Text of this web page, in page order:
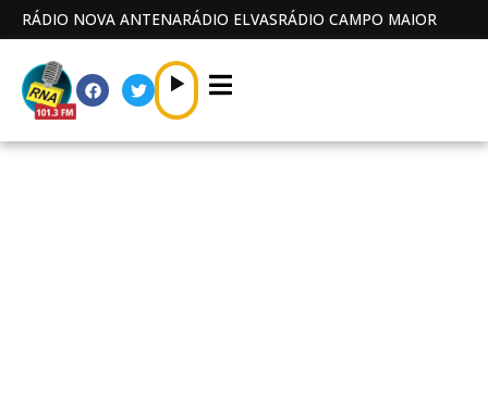
RÁDIO NOVA ANTENARÁDIO ELVASRÁDIO CAMPO MAIOR